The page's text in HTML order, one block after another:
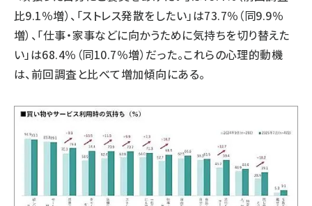
比9.1％増）、「ストレス発散をしたい」は73.7％（同9.9％
増）、「仕事・家事などに向かうために気持ちを切り替えた
い」は68.4％（同10.7％増）だった。これらの心理的動機
は、前回調査と比べて増加傾向にある。